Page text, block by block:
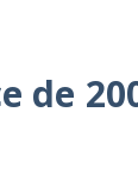
de